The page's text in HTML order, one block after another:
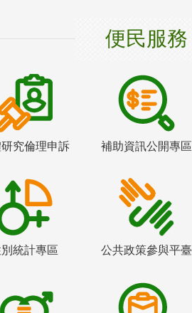
便民服務
研究倫理申訴 補助資訊公開專區
統計專區 公共政策參與平臺